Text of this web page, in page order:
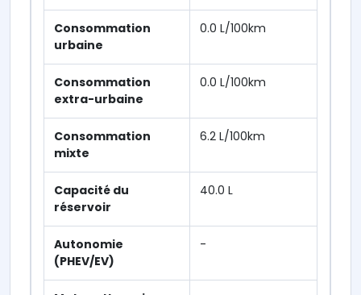
Consommation
urbaine
0.0 L/100km
Consommation
extra-urbaine
0.0 L/100km
Consommation
mixte
6.2 L/100km
Capacité du
réservoir
40.0 L
Autonomie
(PHEV/EV)
-